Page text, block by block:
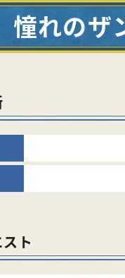
憧れのザ
ト